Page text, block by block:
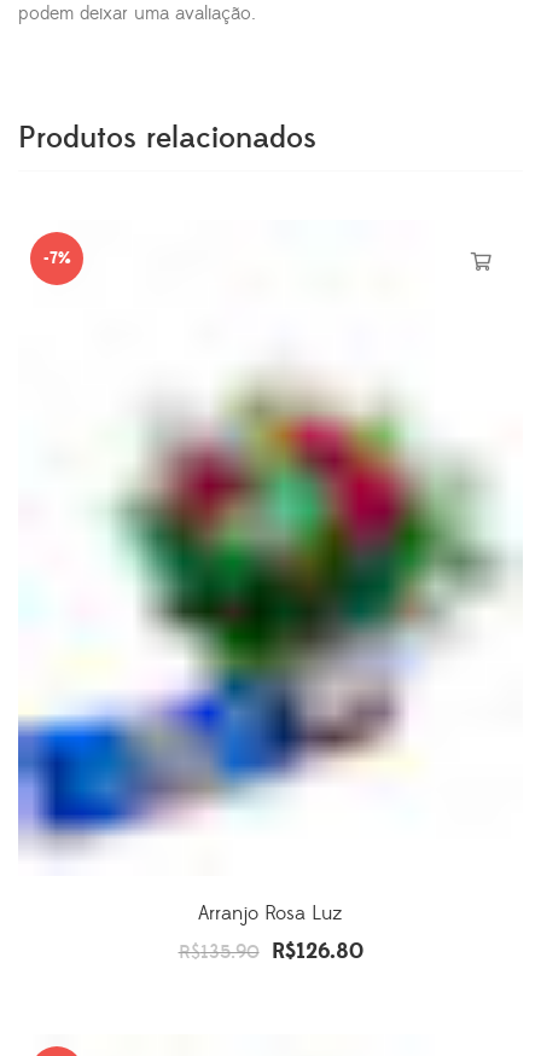
podem deixar uma avaliação.
Produtos relacionados
-7%
Arranjo Rosa Luz
R$135.90
O
R$126.80O